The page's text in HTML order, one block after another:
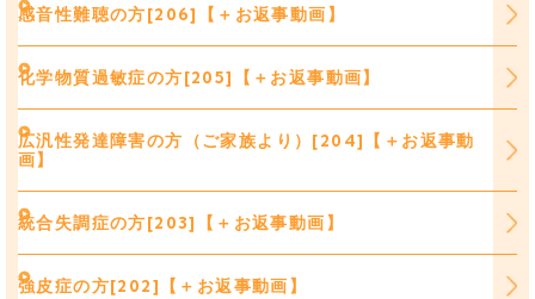
感音性難聴の方[206]【＋お返事動画】
化学物質過敏症の方[205]【＋お返事動画】
広汎性発達障害の方（ご家族より）[204]【＋お返事動
画】
統合失調症の方[203]【＋お返事動画】
強皮症の方[202]【＋お返事動画】